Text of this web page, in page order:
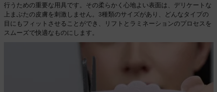
行うための重要な用具です。その柔らかく心地よい表面は、デリケートな
上まぶたの皮膚を刺激しません。3種類のサイズがあり、どんなタイプの
目にもフィットさせることができ、リフトとラミネーションのプロセスを
スムーズで快適なものにします。